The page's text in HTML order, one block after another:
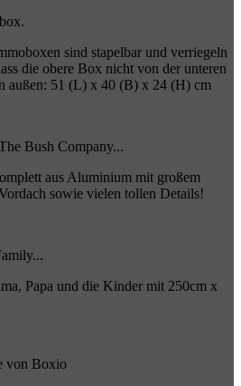
sind stapelbar und verriegeln
die obere Box nicht von der unteren
außen: 51 (L) x 40 (B) x 24 (H) cm
Bush Company...
aus Aluminium mit großem
sowie vielen tollen Details!
Papa und die Kinder mit 250cm x
von Boxio